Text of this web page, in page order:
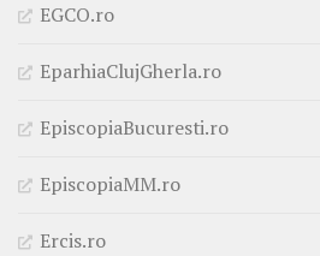
EGCO.ro
EparhiaClujGherla.ro
EpiscopiaBucuresti.ro
EpiscopiaMM.ro
Ercis.ro